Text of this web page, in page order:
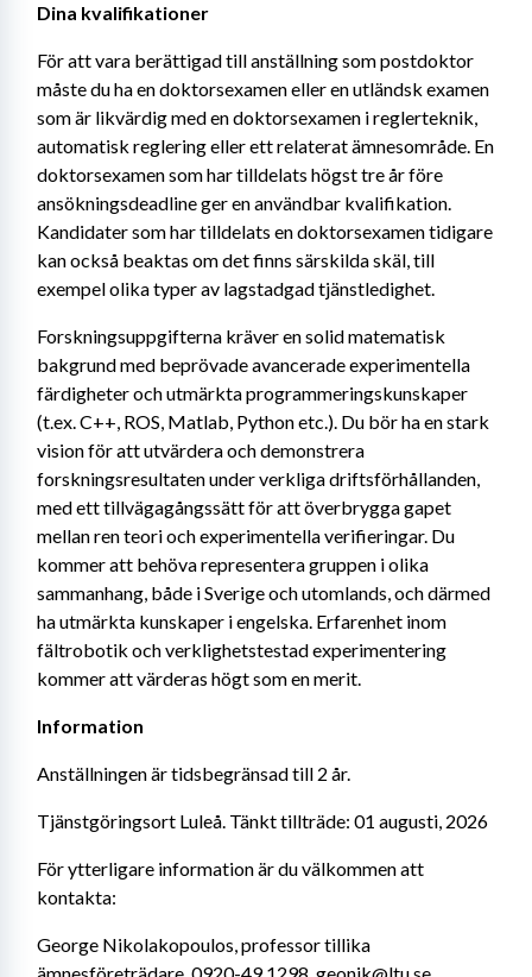
Dina kvalifikationer
För att vara berättigad till anställning som postdoktor
måste du ha en doktorsexamen eller en utländsk examen
som är likvärdig med en doktorsexamen i reglerteknik,
automatisk reglering eller ett relaterat ämnesområde. En
doktorsexamen som har tilldelats högst tre år före
ansökningsdeadline ger en användbar kvalifikation.
Kandidater som har tilldelats en doktorsexamen tidigare
kan också beaktas om det finns särskilda skäl, till
exempel olika typer av lagstadgad tjänstledighet.
Forskningsuppgifterna kräver en solid matematisk
bakgrund med beprövade avancerade experimentella
färdigheter och utmärkta programmeringskunskaper
(t.ex. C++, ROS, Matlab, Python etc.). Du bör ha en stark
vision för att utvärdera och demonstrera
forskningsresultaten under verkliga driftsförhållanden,
med ett tillvägagångssätt för att överbrygga gapet
mellan ren teori och experimentella verifieringar. Du
kommer att behöva representera gruppen i olika
sammanhang, både i Sverige och utomlands, och därmed
ha utmärkta kunskaper i engelska. Erfarenhet inom
fältrobotik och verklighetstestad experimentering
kommer att värderas högt som en merit.
Information
Anställningen är tidsbegränsad till 2 år.
Tjänstgöringsort Luleå. Tänkt tillträde: 01 augusti, 2026
För ytterligare information är du välkommen att
kontakta:
George Nikolakopoulos, professor tillika